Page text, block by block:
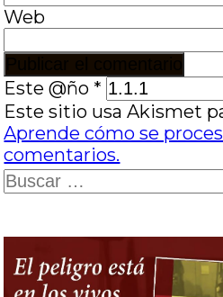
Web
Este @ño *
Este sitio usa Akismet
Aprende cómo se
comentarios.
Buscar: